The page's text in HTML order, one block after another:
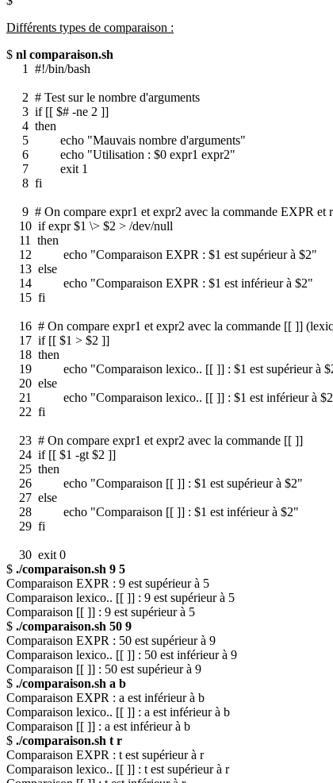
Différents types de comparaison :
$ nl comparaison.sh
1 #!/bin/bash
2 # Test sur le nombre d'arguments
3 if [[ $# -ne 2 ]]
4 then
5 echo "Mauvais nombre d'arguments"
6 echo "Utilisation : $0 expr1 expr2"
7 exit 1
8 fi
9 # On compare expr1 et expr2 avec la commande EXPR et
10 if expr $1 \> $2 > /dev/null
11 then
12 echo "Comparaison EXPR : $1 est supérieur à $2"
13 else
14 echo "Comparaison EXPR : $1 est inférieur à $2"
15 fi
16 # On compare expr1 et expr2 avec la commande [[ ]]
17 if [[ $1 > $2 ]]
18 then
19 echo "Comparaison lexico.. [[ ]] : $1 est supérieur à
20 else
21 echo "Comparaison lexico.. [[ ]] : $1 est inférieur à
22 fi
23 # On compare expr1 et expr2 avec la commande [[ ]]
24 if [[ $1 -gt $2 ]]
25 then
26 echo "Comparaison [[ ]] : $1 est supérieur à $2"
27 else
28 echo "Comparaison [[ ]] : $1 est inférieur à $2"
29 fi
30 exit 0
$ ./comparaison.sh 9 5
Comparaison EXPR : 9 est supérieur à 5
Comparaison lexico.. [[ ]] : 9 est supérieur à 5
Comparaison [[ ]] : 9 est supérieur à 5
$ ./comparaison.sh 50 9
Comparaison EXPR : 50 est supérieur à 9
Comparaison lexico.. [[ ]] : 50 est inférieur à 9
Comparaison [[ ]] : 50 est supérieur à 9
$ ./comparaison.sh a b
Comparaison EXPR : a est inférieur à b
Comparaison lexico.. [[ ]] : a est inférieur à b
Comparaison [[ ]] : a est inférieur à b
$ ./comparaison.sh t r
Comparaison EXPR : t est supérieur à r
Comparaison lexico.. [[ ]] : t est supérieur à r